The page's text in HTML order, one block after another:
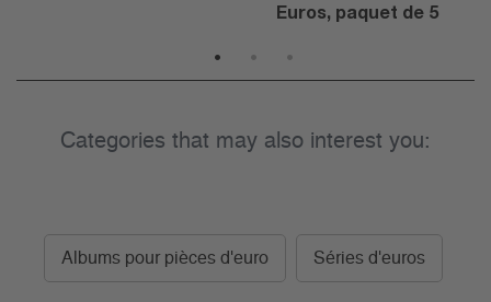
Euros, paquet de 5
Categories that may also interest you:
Albums pour pièces d'euro Séries d'euros